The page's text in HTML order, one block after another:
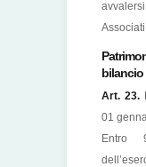
bilancio
Art. 23.
01
Entro